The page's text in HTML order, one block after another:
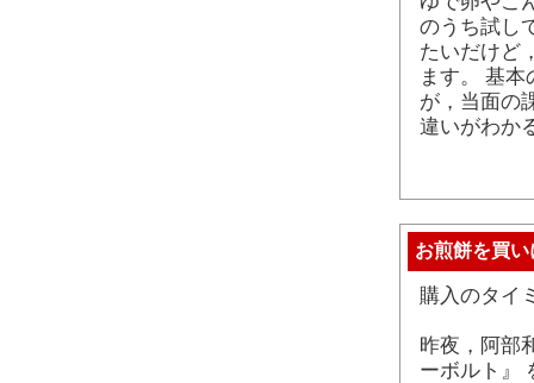
のうち試し
たいだけど
ます。 基
が，当面の
違いがわか
お煎餅を買い
購入のタイ
昨夜，阿部
ーボルト』